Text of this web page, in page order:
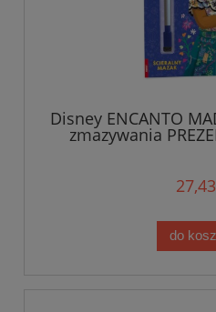
Disney ENCANTO
zmazywania
do